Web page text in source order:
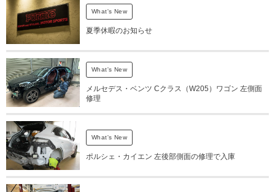
What's New
夏季休暇のお知らせ
What's New
メルセデス・ベンツ Cクラス（W205）ワゴン 左側面
修理
What's New
ポルシェ・カイエン 左後部側面の修理で入庫